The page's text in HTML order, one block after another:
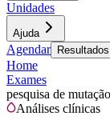
Unidades
Ajuda
Agendar
Home
Exames
pesquisa de
Análises clínicas